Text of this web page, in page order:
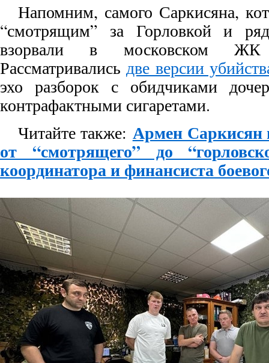
Напомним, самого Саркисяна,
“смотрящим” за Горловкой и
взорвали в московском
Рассматривалисьдве версии
эхо разборок с обидчиками
контрафактными сигаретами.
Читайте также: Армен Саркисян
от “смотрящего” до
координатора и финансиста